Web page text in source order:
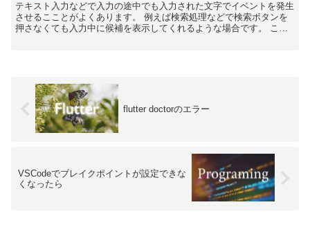
テキスト入力などで入力の途中でも入力された文字でイベントを発生
させるこことがよくあります。 例えば検索処理などで検索ボタンを
押さなくても入力中に候補を表示してくれるような場合です。 これ
flutter doctorのエラー
VSCodeでブレイクポイントが設定できな
くなったら